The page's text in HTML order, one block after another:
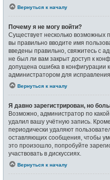
Вернуться к началу
Почему я не могу войти?
Существует несколько возможных
вы правильно вводите имя
введены правильно, свяжитесь с
не был ли вам закрыт доступ к
допущена ошибка в конфигурации
администратором для исправления
Вернуться к началу
Я давно зарегистрирован, но
Возможно, администратор по
удалил вашу учётную запись.
периодически удаляют
оставляющих сообщения, чтобы
это произошло, попробуйте
участвовать в дискуссиях.
Вернуться к началу